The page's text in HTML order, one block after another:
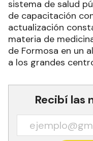
sistema de salud
de capacitación
actualización
materia de
de Formosa en un
a los grandes
Recibí las